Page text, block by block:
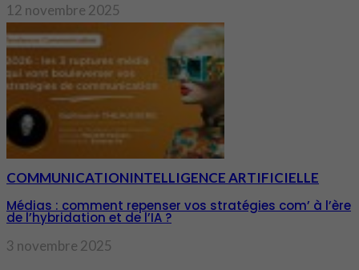
12 novembre 2025
COMMUNICATIONINTELLIGENCE ARTIFICIELLE
Médias : comment repenser vos stratégies com’ à l’ère
de l’hybridation et de l’IA ?
3 novembre 2025